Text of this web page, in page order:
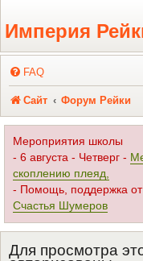
Регистрация
Империя
FAQ
Сайт Форум Рейки
Мероприятия школы
- 6 августа - Четверг -
скоплению плеяд,
- Помощь, поддержка
Счастья Шумеров
Для просмотра